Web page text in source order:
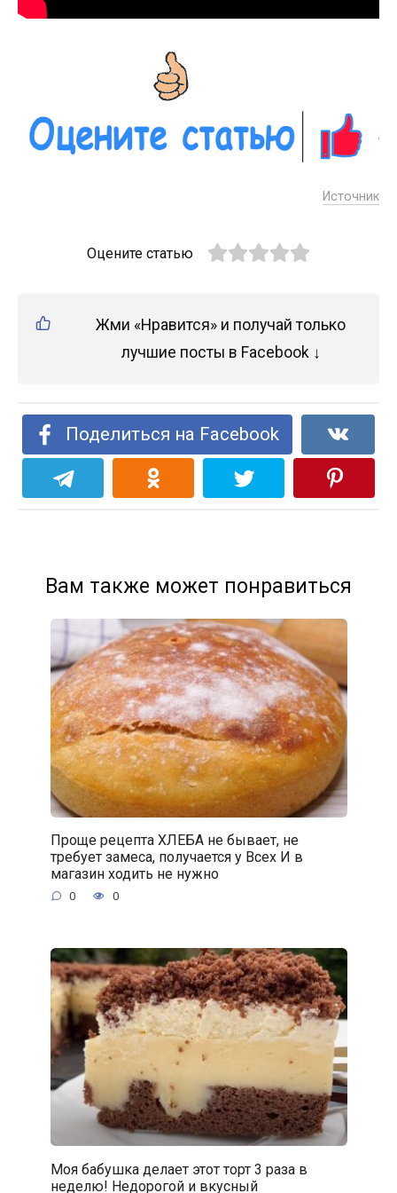
Источник
Оцените статью
Жми «Нравится» и получай только
лучшие посты в Facebook ↓
Поделиться на Facebook
Вам также может понравиться
Проще рецепта ХЛЕБА не бывает, не
требует замеса, получается у Всех И в
магазин ходить не нужно
0 0
Моя бабушка делает этот торт 3 раза в
неделю! Недорогой и вкусный